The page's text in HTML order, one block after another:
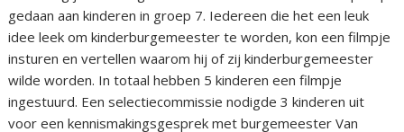
gedaan aan kinderen in groep 7. Iedereen die het een leuk
idee leek om kinderburgemeester te worden, kon een filmpje
insturen en vertellen waarom hij of zij kinderburgemeester
wilde worden. In totaal hebben 5 kinderen een filmpje
ingestuurd. Een selectiecommissie nodigde 3 kinderen uit
voor een kennismakingsgesprek met burgemeester Van